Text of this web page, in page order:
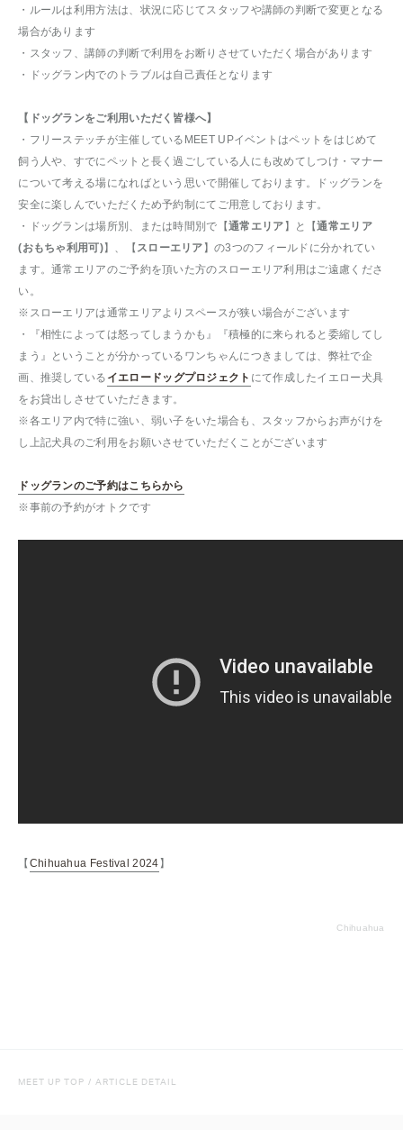
・ルールは利用方法は、状況に応じてスタッフや講師の判断で変更となる
場合があります
・スタッフ、講師の判断で利用をお断りさせていただく場合があります
・ドッグラン内でのトラブルは自己責任となります
【ドッグランをご利用いただく皆様へ】
・フリーステッチが主催しているMEET UPイベントはペットをはじめて
飼う人や、すでにペットと長く過ごしている人にも改めてしつけ・マナー
について考える場になればという思いで開催しております。ドッグランを
安全に楽しんでいただくため予約制にてご用意しております。
・ドッグランは場所別、または時間別で【通常エリア】と【通常エリア
(おもちゃ利用可)】、【 スローエリア】の3つのフィールドに分かれてい
ます。通常エリアのご予約を頂いた方のスローエリア利用はご遠慮くださ
い。
※スローエリアは通常エリアよりスペースが狭い場合がございます
・『相性によっては怒ってしまうかも』『積極的に来られると委縮してし
まう』ということが分かっているワンちゃんにつきましては、弊社で企
画、推奨している イエロードッグプロジェクト にて作成したイエロー犬具
をお貸出しさせていただきます。
※各エリア内で特に強い、弱い子をいた場合も、スタッフからお声がけを
し上記犬具のご利用をお願いさせていただくことがございます
ドッグランのご予約はこちらから
※事前の予約がオトクです
【Chihuahua Festival 2024】
Chihuahua
MEET UP TOP / ARTICLE DETAIL